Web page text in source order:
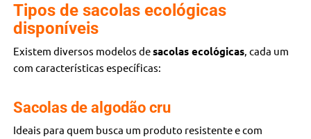
Tipos de sacolas ecológicas
disponíveis
Existem diversos modelos desacolas ecológicas, cada um
com características específicas:
Sacolas de algodão cru
Ideais para quem busca um produto resistente e com